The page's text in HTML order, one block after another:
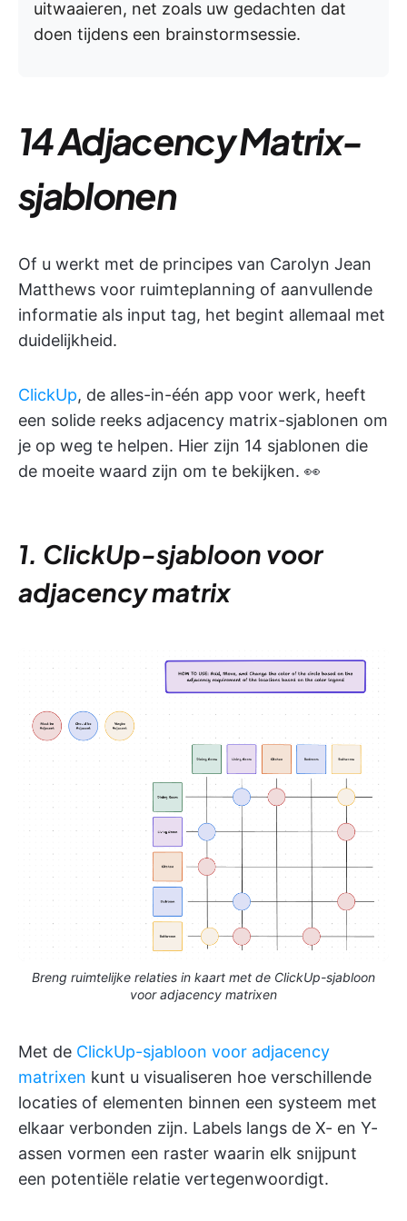
uitwaaieren, net zoals uw gedachten dat
doen tijdens een brainstormsessie.
14 Adjacency Matrix-
sjablonen
Of u werkt met de principes van Carolyn Jean
Matthews voor ruimteplanning of aanvullende
informatie als input tag, het begint allemaal met
duidelijkheid.
ClickUp, de alles-in-één app voor werk, heeft
een solide reeks adjacency matrix-sjablonen om
je op weg te helpen. Hier zijn 14 sjablonen die
de moeite waard zijn om te bekijken. 👀
1. ClickUp-sjabloon voor
adjacency matrix
Breng ruimtelijke relaties in kaart met de ClickUp-sjabloon
voor adjacency matrixen
Met de ClickUp-sjabloon voor adjacency
matrixen kunt u visualiseren hoe verschillende
locaties of elementen binnen een systeem met
elkaar verbonden zijn. Labels langs de X- en Y-
assen vormen een raster waarin elk snijpunt
een potentiële relatie vertegenwoordigt.